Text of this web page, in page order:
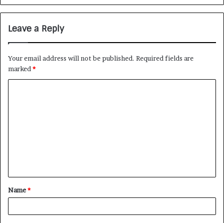
Leave a Reply
Your email address will not be published. Required fields are
marked *
Name*